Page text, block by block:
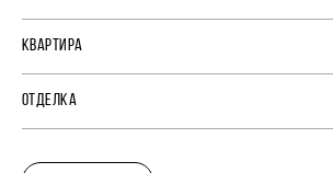
КВАРТИРА
ОТДЕЛКА